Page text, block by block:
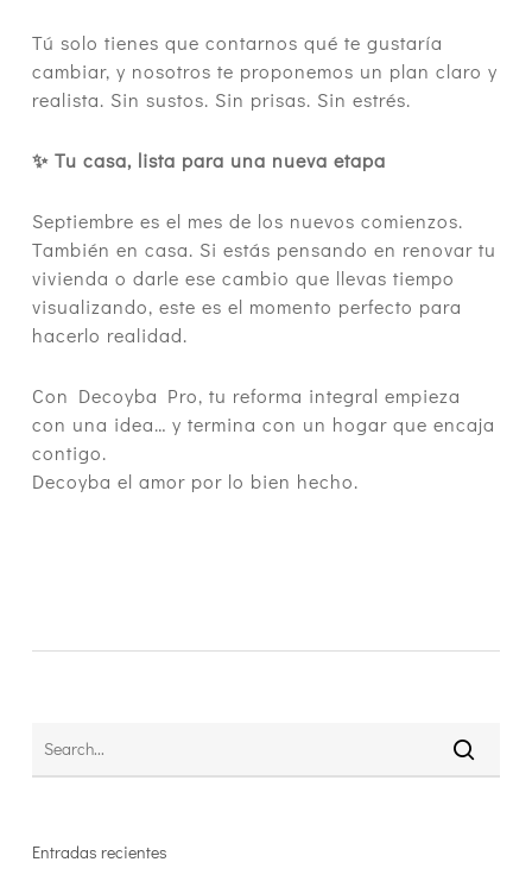
Tú solo tienes que contarnos qué te gustaría
cambiar, y nosotros te proponemos un plan claro y
realista. Sin sustos. Sin prisas. Sin estrés.
✨ Tu casa, lista para una nueva etapa
Septiembre es el mes de los nuevos comienzos.
También en casa. Si estás pensando en renovar tu
vivienda o darle ese cambio que llevas tiempo
visualizando, este es el momento perfecto para
hacerlo realidad.
Con Decoyba Pro, tu reforma integral empieza
con una idea… y termina con un hogar que encaja
contigo.
Decoyba el amor por lo bien hecho.
Entradas recientes